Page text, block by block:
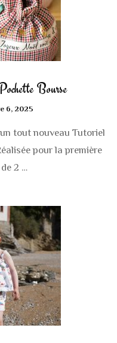
Bourse
6, 2025
tout nouveau Tutoriel
pour la première
2 …